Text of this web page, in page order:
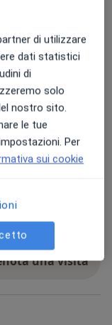
una visita
una visita
una visita
di utilizzare
dati statistici
di
solo
nostro sito.
le tue
Per
sui cookie